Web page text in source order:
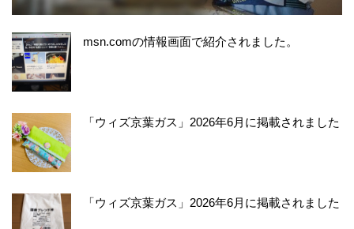
msn.comの情報画面で紹介されました。
「ウィズ京葉ガス」2026年6月に掲載されました
「ウィズ京葉ガス」2026年6月に掲載されました